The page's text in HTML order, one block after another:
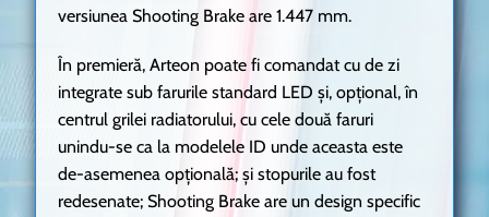
versiunea Shooting Brake are 1.447 mm.
În premieră, Arteon poate fi comandat cu de zi
integrate sub farurile standard LED și, opțional, în
centrul grilei radiatorului, cu cele două faruri
unindu-se ca la modelele ID unde aceasta este
de-asemenea opțională; și stopurile au fost
redesenate; Shooting Brake are un design specific